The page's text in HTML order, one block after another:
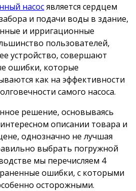
насосявляется сердцем
и подачи воды в здание,
и ирригационные
пользователей,
устройство, совершают
ошибки, которые
как на эффективности
самого насоса.
решение, основываясь
описании товара и
однозначно не лучшая
выбрать погружной
мы перечисляем 4
ошибки, с которыми
осторожными.